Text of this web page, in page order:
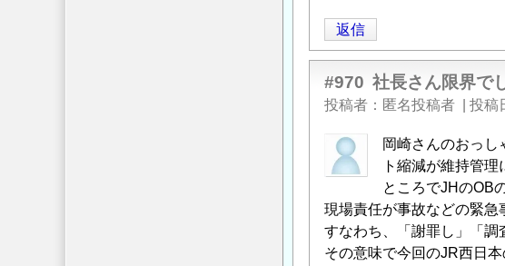
返信
#970 社長さん限界で
投稿者 匿名投稿者 投稿
岡崎さんのおっし
ト縮減が維持管
ところでJHのOB
現場責任が事故などの緊急
すなわち、「謝罪し」「調
その意味で今回のJR西日